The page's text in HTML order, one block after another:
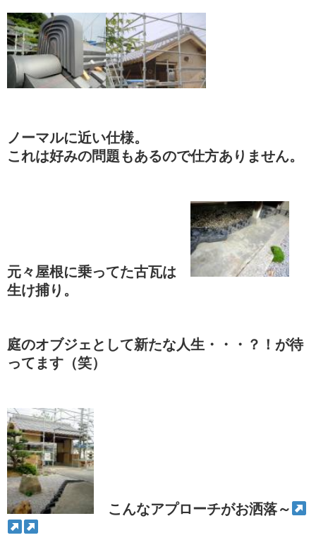
ノーマルに近い仕様。
これは好みの問題もあるので仕方ありません。
元々屋根に乗ってた古瓦は
生け捕り。
庭のオブジェとして新たな人生・・・？！が待
ってます（笑）
こんなアプローチがお洒落～